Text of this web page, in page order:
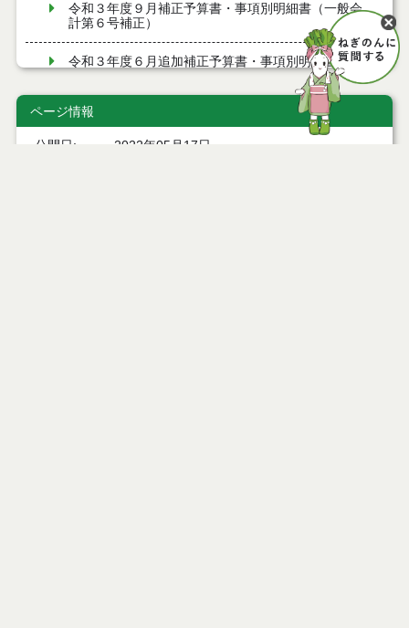
令和３年度９月補正予算書・事項別明細書（一般会
計第６号補正）
令和３年度６月追加補正予算書・事項別明細書（一
令和３年度６月補正予算書・事項別明細書（一般会
計第４号補正）
ページ情報
公開日
2022年05月17日